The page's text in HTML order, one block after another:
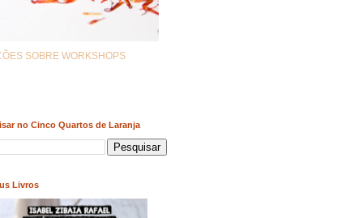
SOBRE WORKSHOPS
no Cinco Quartos de Laranja
Livros